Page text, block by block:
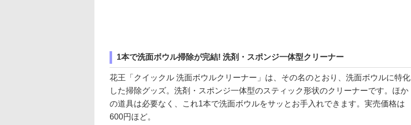
1本で洗面ボウル掃除が完結! 洗剤・スポンジ一体型クリーナー
花王「クイックル 洗面ボウルクリーナー」は、その名のとおり、洗面ボウルに特化
した掃除グッズ。洗剤・スポンジ一体型のスティック形状のクリーナーです。ほか
の道具は必要なく、これ1本で洗面ボウルをサッとお手入れできます。実売価格は
600円ほど。